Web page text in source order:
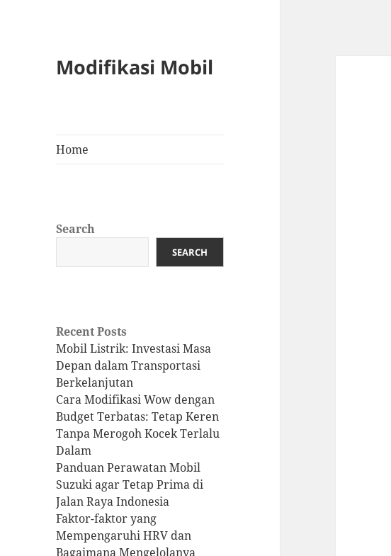
Modifikasi Mobil
Home
Search
SEARCH
Recent Posts
Mobil Listrik: Investasi Masa
Depan dalam Transportasi
Berkelanjutan
Cara Modifikasi Wow dengan
Budget Terbatas: Tetap Keren
Tanpa Merogoh Kocek Terlalu
Dalam
Panduan Perawatan Mobil
Suzuki agar Tetap Prima di
Jalan Raya Indonesia
Faktor-faktor yang
Mempengaruhi HRV dan
Bagaimana Mengelolanya